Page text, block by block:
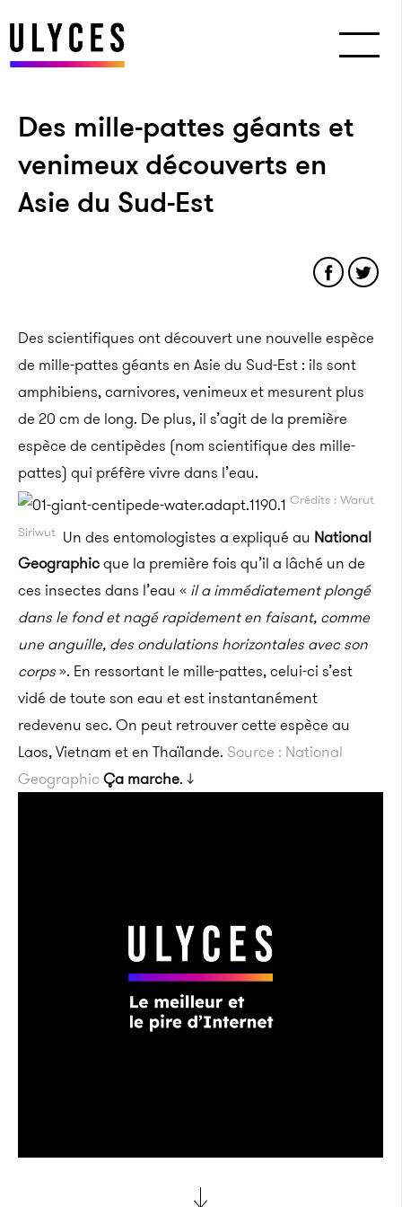
Des mille-pattes géants et
venimeux découverts en
Asie du Sud-Est
Des scientifiques ont découvert une nouvelle espèce
de mille-pattes géants en Asie du Sud-Est : ils sont
amphibiens, carnivores, venimeux et mesurent plus
de 20 cm de long. De plus, il s’agit de la première
espèce de centipèdes (nom scientifique des mille-
pattes) qui préfère vivre dans l’eau.
Crédits : Warut
Siriwut Un des entomologistes a expliqué au National
Geographicque la première fois qu’il a lâché un de
ces insectes dans l’eau « il a immédiatement plongé
dans le fond et nagé rapidement en faisant, comme
une anguille, des ondulations horizontales avec son
corps». En ressortant le mille-pattes, celui-ci s’est
vidé de toute son eau et est instantanément
redevenu sec. On peut retrouver cette espèce au
Laos, Vietnam et en Thaïlande. Source : National
Geographic Ça marche. ↓